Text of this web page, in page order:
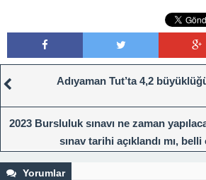
Adıyaman Tut’ta 4,2
2023 Bursluluk sınavı ne zaman
sınav tarihi açıklandı mı,
Yorumlar